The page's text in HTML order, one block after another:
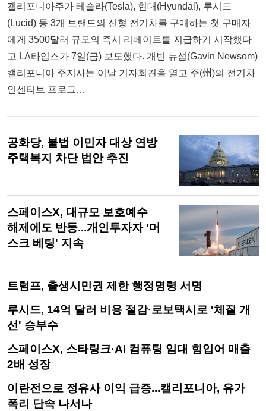
캘리포니아주가 테슬라(Tesla), 현대(Hyundai), 루시드
(Lucid) 등 3개 브랜드의 신형 전기차를 구매하는 첫 구매자
에게 3500달러 규모의 즉시 리베이트를 지급하기 시작했다
고 LA타임스가 7일(금) 보도했다. 개빈 뉴섬(Gavin Newsom)
캘리포니아 주지사는 이날 기자회견을 열고 주(州)의 전기차
인센티브 프로그…
공화당, 불법 이민자 대상 연방
주택복지 차단 법안 추진
스페이스X, 대규모 보호예수
해제에도 반등...개인투자자 '머
스크 베팅' 지속
트럼프, 출생시민권 제한 행정명령 서명
루시드, 14억 달러 비용 절감·로보택시로 '체질 개
선' 승부수
스페이스X, 스타링크·AI 컴퓨팅 임대 힘입어 매출
2배 성장
이란전으로 정유사 이익 급증...캘리포니아, 유가
폭리 단속 나서나